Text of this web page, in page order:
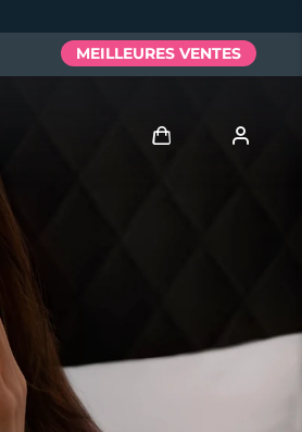
MEILLEURES VENTES
Mes commandes